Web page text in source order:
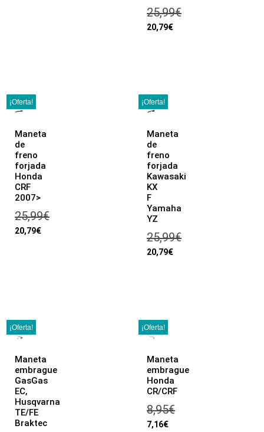
25,99€
20,79€
¡Oferta!
Maneta
de
freno
forjada
Honda
CRF
2007>
25,99€
20,79€
¡Oferta!
Maneta
de
freno
forjada
Kawasaki
KX
F
Yamaha
YZ
25,99€
20,79€
¡Oferta!
Maneta
embrague
GasGas
EC,
Husqvarna
TE/FE
Braktec
¡Oferta!
Maneta
embrague
Honda
CR/CRF
8,95€
7,16€